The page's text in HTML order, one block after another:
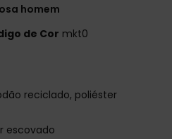
homem
de Cor mkt0
reciclado, poliéster
escovado